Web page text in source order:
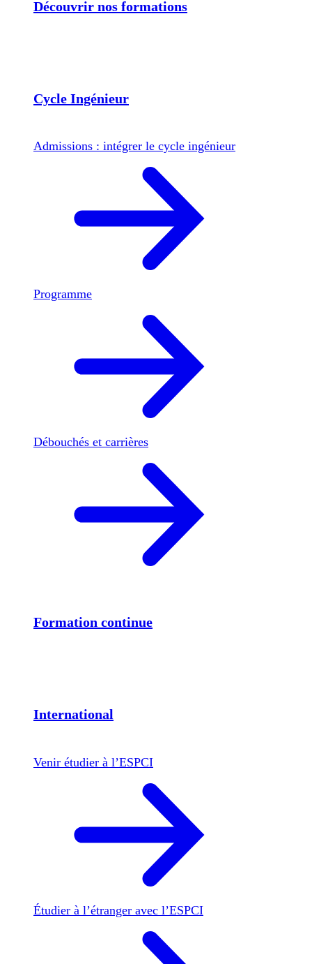
Découvrir nos formations
Cycle Ingénieur
Admissions : intégrer le cycle ingénieur
Programme
Débouchés et carrières
Formation continue
International
Venir étudier à l’ESPCI
Étudier à l’étranger avec l’ESPCI